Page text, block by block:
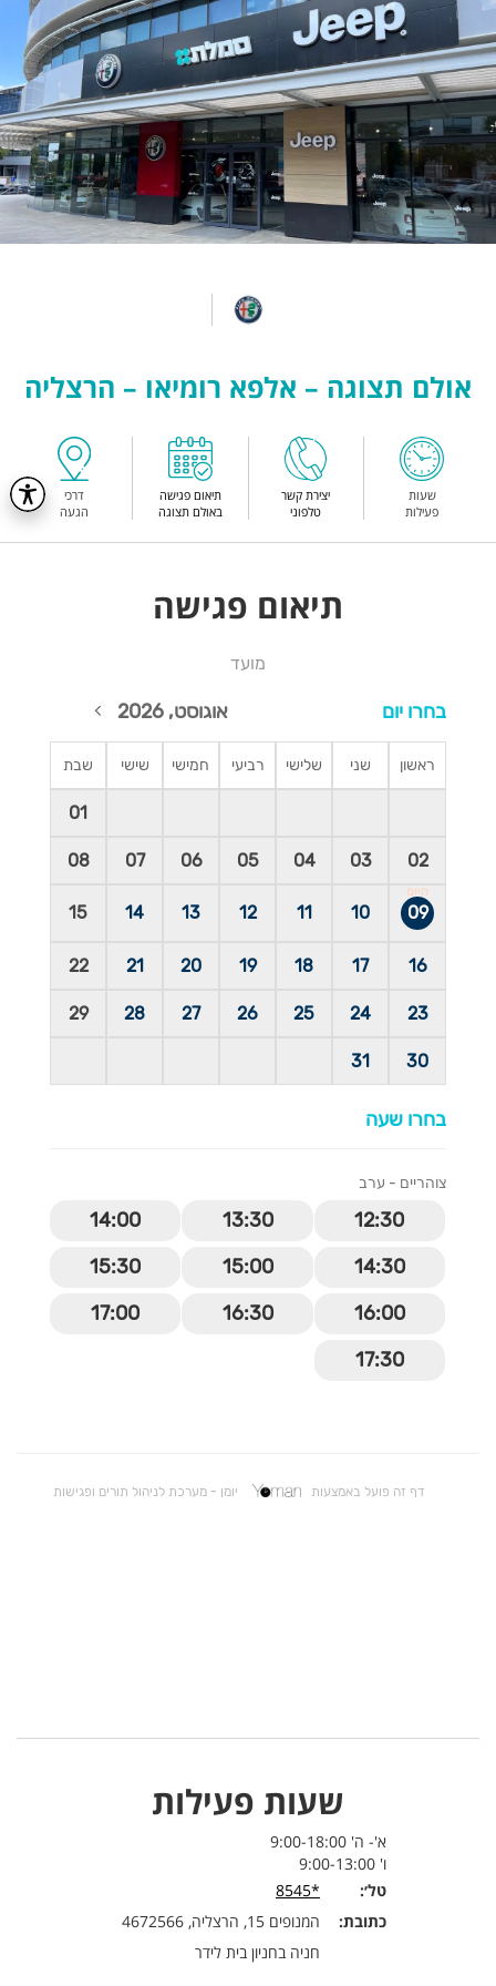
אולם תצוגה – אלפא רומיאו – הרצליה
שעות
פעילות
יצירת קשר
טלפוני
תיאום פגישה
באולם תצוגה
דרכי
הגעה
תיאום פגישה
שעות פעילות
א'- ה' 9:00-18:00
ו' 9:00-13:00
טל׳:
*8545
כתובת:
המנופים 15, הרצליה, 4672566
חניה בחניון בית לידר